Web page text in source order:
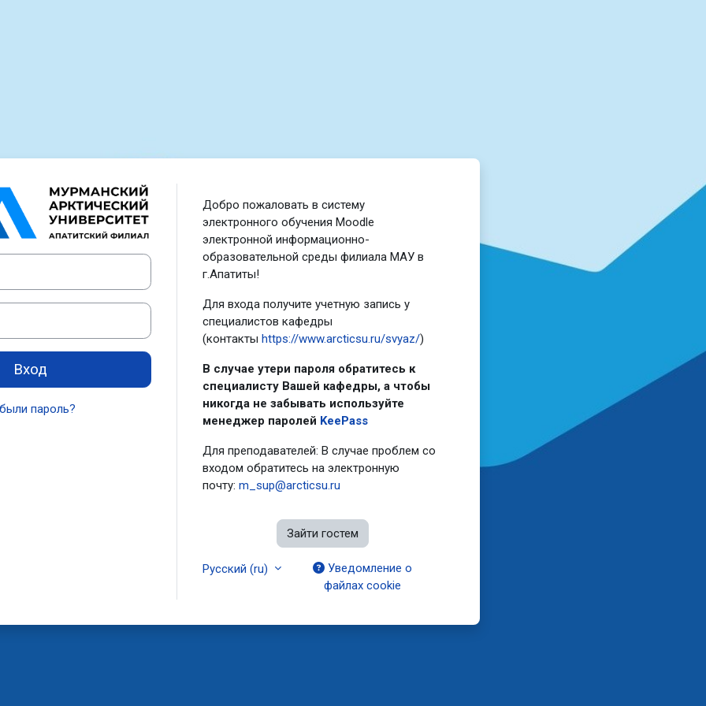
Зайти на Электронная информационно-
Вход
пароль?
Добро пожаловать в систему
электронного обучения Moodle
электронной информационно-
образовательной среды филиала МАУ в
г.Апатиты!
Для входа получите учетную запись у
специалистов кафедры
(контакты https://www.arcticsu.ru/svyaz/)
В случае утери пароля обратитесь к
специалисту Вашей кафедры, а чтобы
никогда не забывать используйте
менеджер паролей KeePass
Для преподавателей: В случае проблем со
входом обратитесь на электронную
почту: m_sup@arcticsu.ru
Зайти гостем
Русский ‎(ru)‎
Уведомление о
файлах cookie